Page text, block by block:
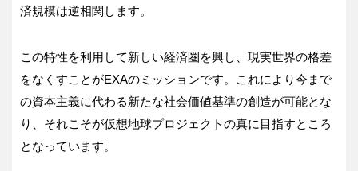
済規模は逆相関します。
この特性を利用して新しい経済圏を興し、現実世界の格差
をなくすことがEXAのミッションです。これにより今まで
の資本主義に代わる新たな社会価値基準の創造が可能とな
り、それこそが仮想地球プロジェクトの真に目指すところ
となっています。